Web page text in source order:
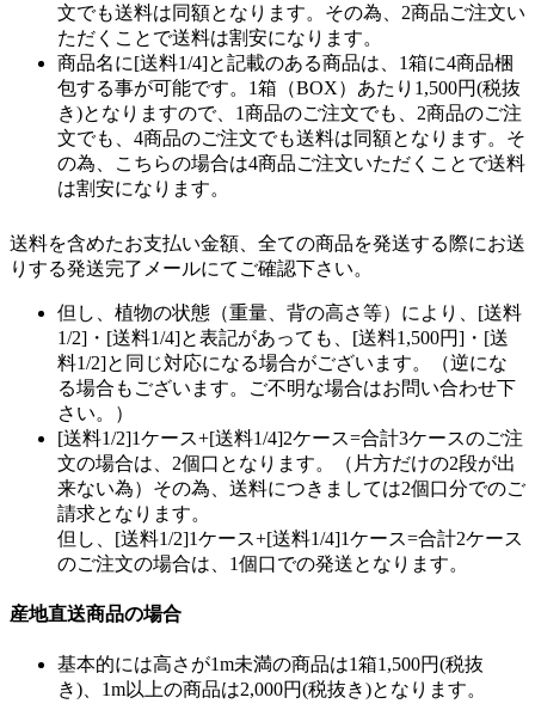
文でも送料は同額となります。その為、2商品ご注文い
ただくことで送料は割安になります。
商品名に[送料1/4]と記載のある商品は、1箱に4商品梱
包する事が可能です。1箱（BOX）あたり1,500円(税抜
き)となりますので、1商品のご注文でも、2商品のご注
文でも、4商品のご注文でも送料は同額となります。そ
の為、こちらの場合は4商品ご注文いただくことで送料
は割安になります。
送料を含めたお支払い金額、全ての商品を発送する際にお送
りする発送完了メールにてご確認下さい。
但し、植物の状態（重量、背の高さ等）により、[送料
1/2]・[送料1/4]と表記があっても、[送料1,500円]・[送
料1/2]と同じ対応になる場合がございます。（逆にな
る場合もございます。ご不明な場合はお問い合わせ下
さい。）
[送料1/2]1ケース+[送料1/4]2ケース=合計3ケースのご注
文の場合は、2個口となります。（片方だけの2段が出
来ない為）その為、送料につきましては2個口分でのご
請求となります。
但し、[送料1/2]1ケース+[送料1/4]1ケース=合計2ケース
のご注文の場合は、1個口での発送となります。
産地直送商品の場合
基本的には高さが1m未満の商品は1箱1,500円(税抜
き)、1m以上の商品は2,000円(税抜き)となります。